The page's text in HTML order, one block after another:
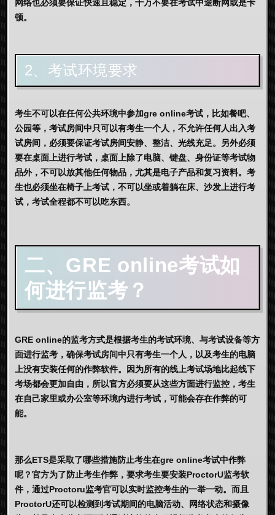
网络也必须要保证快速且稳定，千万不要在考试中途断网或是卡
顿。
2、考试环境要求
考生不可以在任何公共环境中参加gre online考试，比如餐吧、
公园等，考试房间中只可以有考生一个人，不允许任何人出入考
试房间，必须要保证考试房间安静、整洁、光线充足。另外必须
要在桌面上进行考试，桌面上除了电脑、键盘、身份证等考试物
品外，不可以放其他任何物品，尤其是电子产品和复习资料。考
生也必须坐在椅子上考试，不可以坐或着躺在床、沙发上进行考
试，考试全程都不可以吃东西。
二、GRE online考试如
何进行监考？
GRE online的监考方式是根据考生的考试环境、与考试设备等方
面进行监考，确保考试房间中只有考生一个人，以及考生的电脑
上没有安装任何的作弊软件。因为所有的线上考试场地比起线下
考场都会更加自由，所以官方必须要从这些方面进行监控，考生
在自己家里或办公室等环境内进行考试，可能会存在作弊的可
能。
那么ETS是采取了哪些措施防止考生在gre online考试中作弊
呢？官方为了防止考生作弊，要求考生要安装ProctorU监考软
件，通过Proctoru监考官可以实时监控考生的一举一动。而且
ProctorU还可以检测到考试期间的电脑活动、网络状态和摄像